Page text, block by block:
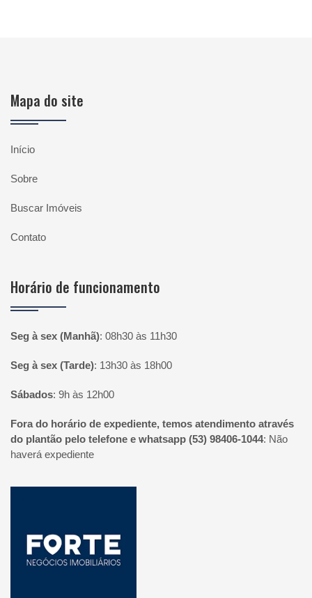
Mapa do site
Início
Sobre
Buscar Imóveis
Contato
Horário de funcionamento
Seg à sex (Manhã): 08h30 às 11h30
Seg à sex (Tarde): 13h30 às 18h00
Sábados: 9h às 12h00
Fora do horário de expediente, temos atendimento através
do plantão pelo telefone e whatsapp (53) 98406-1044: Não
haverá expediente